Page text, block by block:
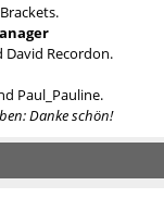
David Recordon.
Paul_Pauline.
Danke schön!